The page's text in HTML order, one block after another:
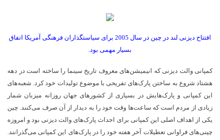
افتتاح دیزنی لند در چین در سال 2005 برای سیاست­گذاران فرهنگی آمریکا اتفاق
بسیار مهمی بود.
کمپانی والت دیزنی که انیمیشن­‌های معروف تاریخ سینما را ساخته است در دهه
هشتاد شروع به ساختن پارک­‌های تفریحی با موضوع تولیدات خود کرد. شعبه­‌های
این کمپانی و پارک­‌هایش در بسیاری از کشورهای جهان روزانه میزبان شمار
زیادی از مردم است که ساعت­‌ها وقت خود را به دیدار از آن صرف می­‌کنند. چین
یکی از اهداف اصلی این کمپانی برای احداث پارک­‌های والت دیزنی بود و امروزه
چینی­‌های فراوانی تعطیلات آخر هفته خود را در پارک­‌های این کمپانی می­‌گذرانند.